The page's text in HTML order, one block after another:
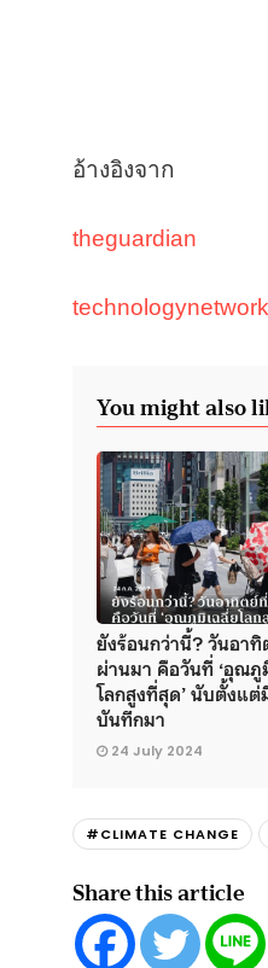
อ้างอิงจาก
theguardian
You might also
ยังร้อนกว่านี้? วันอา
ผ่านมา คือวันที่ ‘อุณภู
โลกสูงที่สุด’ นับตั้งแต่
บันทึกมา
24 July 2024
#CLIMATE CHANGE
Share this article